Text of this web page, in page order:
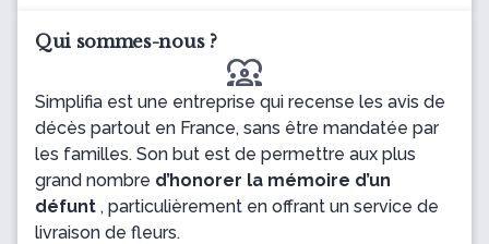
Qui sommes-nous ?
diversity_1
Simplifia est une entreprise qui recense les avis de
décès partout en France, sans être mandatée par
les familles. Son but est de permettre aux plus
grand nombre d’honorer la mémoire d’un
défunt , particulièrement en offrant un service de
livraison de fleurs.